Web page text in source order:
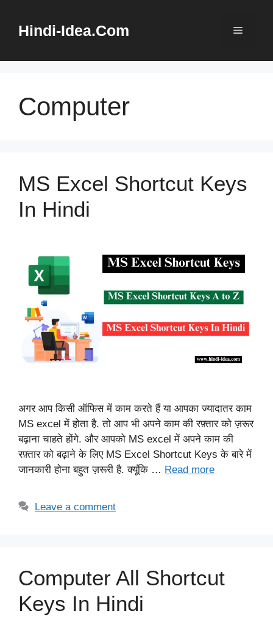
contentHindi-Idea.Com Menu
Computer
MS Excel Shortcut Keys
In Hindi
अगर आप किसी ऑफिस में काम करते हैं या आपका ज्यादातर काम
MS excel में होता है. तो आप भी अपने काम की रफ़्तार को ज़रूर
बढ़ाना चाहते होंगे. और आपको MS excel में अपने काम की
रफ़्तार को बढ़ाने के लिए MS Excel Shortcut Keys के बारे में
जानकारी होना बहुत ज़रूरी है. क्यूंकि … Read more
Leave a comment
Computer All Shortcut
Keys In Hindi